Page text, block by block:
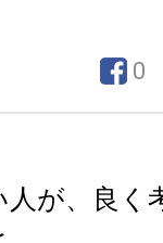
0
人が、良く